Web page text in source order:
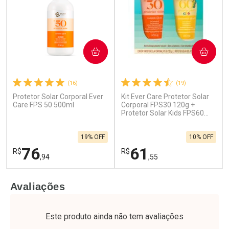
Ativar Desconto
Comprar sem Desconto
Ativar Desconto
Comprar sem Desconto
Comprar sem Desconto
(16)
Protetor Solar Corporal Ever
Care FPS 50 500ml
R$76,94
19% OFF
COMPRAR
Laboratório
Por Menos
(19)
Kit Ever Care Protetor Solar
Corporal FPS30 120g +
Protetor Solar Kids FPS60
R$61 ,55
10% OFF
COMPRAR
Laboratório
Por Menos
Avaliações
Este produto ainda não tem avaliações